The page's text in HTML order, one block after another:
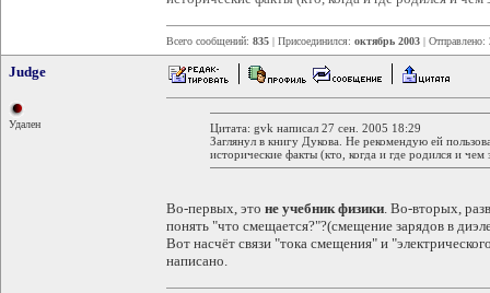
Всего сообщений: 835 | Присоединился: октябрь 2003 | Отправлено:
Judge
Удален
Цитата: gvk написал 27 сен. 2005 18:29
Заглянул в книгу Дукова. Не рекомендую ей
исторические факты (кто, когда и где родился и
Во-первых, это не учебник физики. Во-вторых,
понять "что смещается?"?(смещение зарядов в
Вот насчёт связи "тока смещения" и
написано.